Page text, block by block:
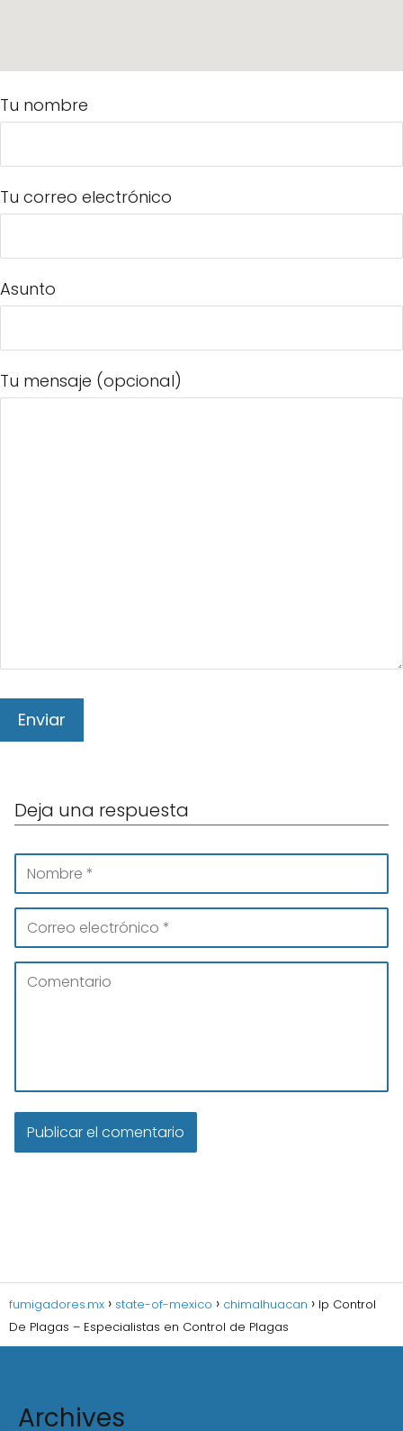
Tu nombre
Tu correo electrónico
Asunto
Tu mensaje (opcional)
Deja una respuesta
fumigadores.mx state-of-mexico chimalhuacan
Ip Control
De Plagas – Especialistas en Control de Plagas
Archives